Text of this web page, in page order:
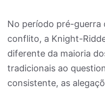
No período pré-guerra
conflito, a Knight-
diferente da maioria
tradicionais ao
consistente, as